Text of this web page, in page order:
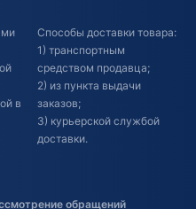
в
Способы доставки товара:
1) транспортным
средством продавца;
2) из пункта выдачи
заказов;
3) курьерской службой
доставки.
обращений